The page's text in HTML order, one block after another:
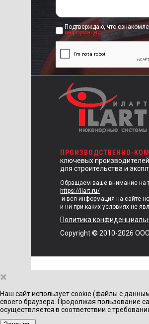
Подтверждаю, что
информации
ПРОИЗВОДСТВЕННО-
ключевых
для строительства и
Обращаем ваше внимание на
https://ilart.ru/
и вся информация на сайте
и ни при каких условиях не
Политика
Copyright © 2010-2026
×
Наш сайт использует cookie (файлы с
своего браузера. Продолжая пользование
осуществляется в соответствии с